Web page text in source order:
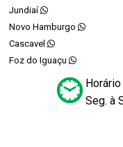
Jundiaí
Novo Hamburgo
Cascavel
Foz do Iguaçu
Seg. à